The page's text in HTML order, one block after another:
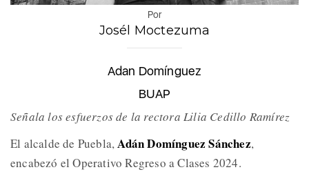
Por
Josél Moctezuma
Adan Domínguez
BUAP
Señala los esfuerzos de la rectora Lilia Cedillo Ramírez
El alcalde de Puebla,Adán Domínguez Sánchez,
encabezó el Operativo Regreso a Clases 2024.